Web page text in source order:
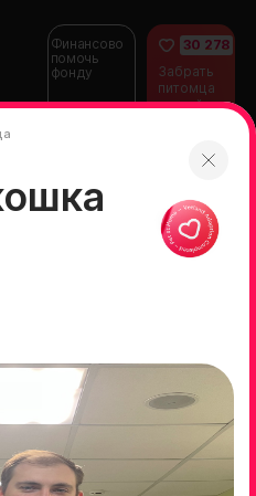
Финансово
помочь
фонду
30 278
Забрать
питомца
домой